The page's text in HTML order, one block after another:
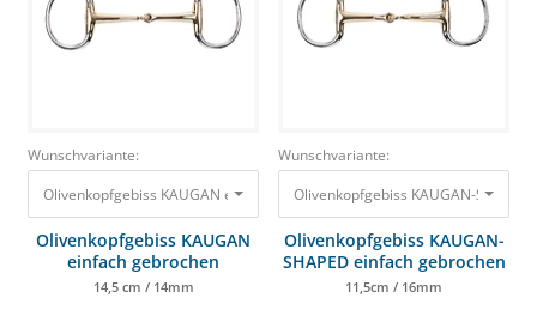
Wunschvariante:
Olivenkopfgebiss KAUGAN einfach gebrochen 14,5 cm / 14mm65,00 €
Olivenkopfgebiss KAUGAN
einfach gebrochen
14,5 cm / 14mm
Wunschvariante:
Olivenkopfgebiss KAUGAN-
Olivenkopfgebiss KAUGAN-
SHAPED einfach gebrochen
11,5cm / 16mm